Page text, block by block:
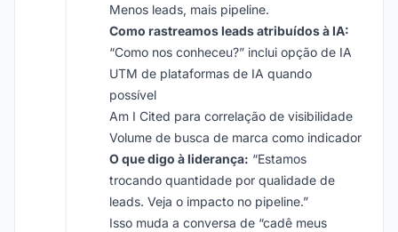
Menos leads, mais pipeline.
Como rastreamos leads atribuídos à IA:
“Como nos conheceu?” inclui opção de IA
UTM de plataformas de IA quando
possível
Am I Cited para correlação de visibilidade
Volume de busca de marca como indicador
O que digo à liderança: “Estamos
trocando quantidade por qualidade de
leads. Veja o impacto no pipeline.”
Isso muda a conversa de “cadê meus